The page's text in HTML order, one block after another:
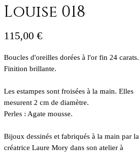
Louise 018
115,00 €Prix
Boucles d'oreilles dorées à l'or fin 24 carats.
Finition brillante.
Les estampes sont froisées à la main. Elles
mesurent 2 cm de diamètre.
Perles : Agate mousse.
Bijoux dessinés et fabriqués à la main par la
créatrice Laure Mory dans son atelier à